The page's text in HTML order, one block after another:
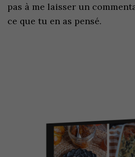
pas à me laisser un
ce que tu en as pensé.